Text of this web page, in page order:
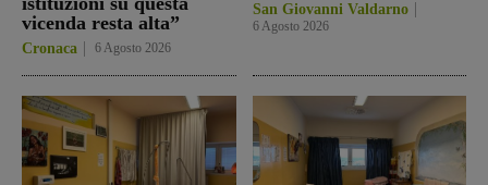
vicenda resta alta”
Cronaca 6 Agosto 2026
San Giovanni Valdarno
6 Agosto 2026